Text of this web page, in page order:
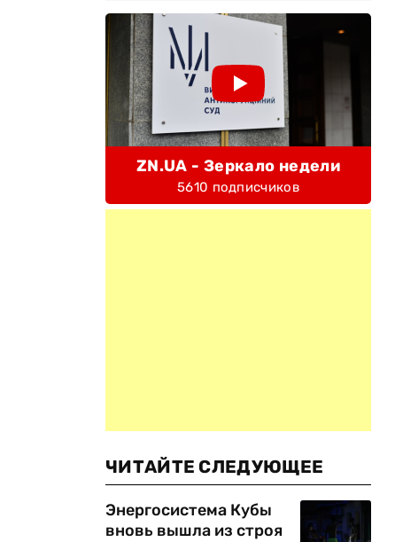
ZN.UA - Зеркало недели
5610 подписчиков
ЧИТАЙТЕ СЛЕДУЮЩЕЕ
Энергосистема Кубы
вновь вышла из строя